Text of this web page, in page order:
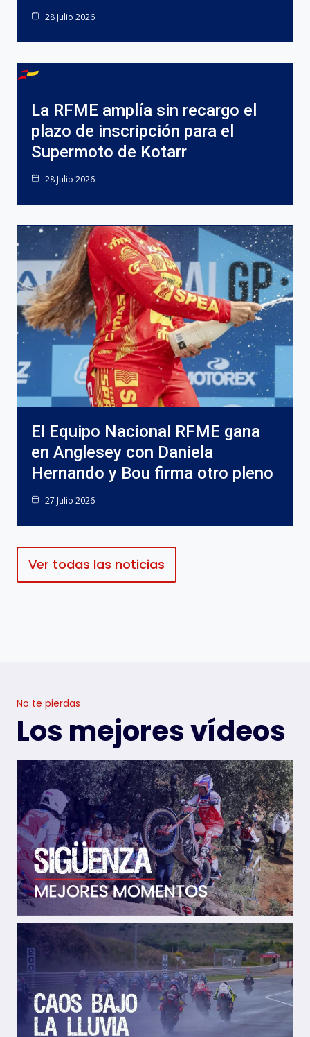
28 Julio 2026
La RFME amplía sin recargo el
plazo de inscripción para el
Supermoto de Kotarr
28 Julio 2026
El Equipo Nacional RFME gana
en Anglesey con Daniela
Hernando y Bou firma otro pleno
27 Julio 2026
Ver todas las noticias
No te pierdas
Los mejores vídeos